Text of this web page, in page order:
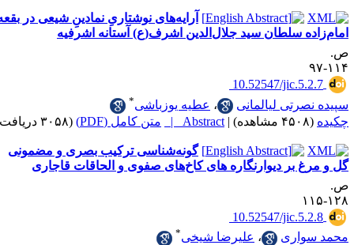
آرایه‌های نوشتاریِ نمادینِ شیعی در بقعه
سلطان سید جلال‌الدین اشرف(ع) آستانه اشرفیه
10.52547/
لیالمانی
،عطیه یوزباشی
|
Abstract | متن کامل (PDF) (۳۰۵۸ دریافت)
گونه‌شناسی ترکیب بصری و مضمونی
بر دیوارنگاره های کاخ‌های صفوی و الحاقات قاجاری
10.52547/
، علیرضا شیخی *